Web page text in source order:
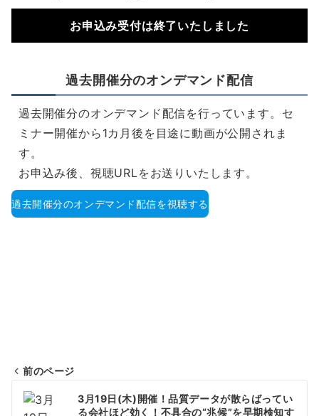
お申込み受付は終了いたしました
過去開催分のオンデマンド配信
過去開催分のオンデマンド配信を行っています。セ
ミナー開催から1カ月後を目途に動画が公開されま
す。
お申込み後、視聴URLをお送りいたします。
過去開催分のオンデマンド配信を視聴する
投
前のページ
3月19日(木)開催！品質データが散らばってい
る会社ほど効く！不具合の“兆候”を早期検知す